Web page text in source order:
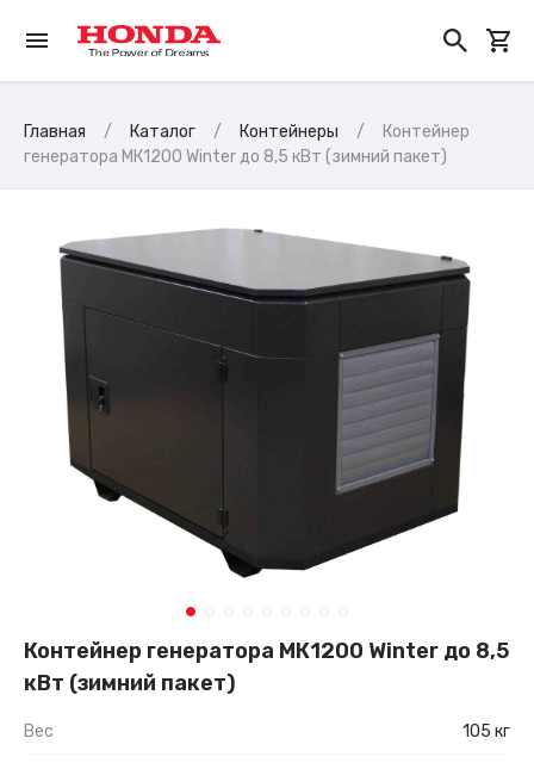
Главная Каталог Контейнеры
Контейнер
генератора МК1200 Winter до 8,5 кВт (зимний пакет)
Контейнер генератора МК1200 Winter до 8,5
кВт (зимний пакет)
Вес 105 кг